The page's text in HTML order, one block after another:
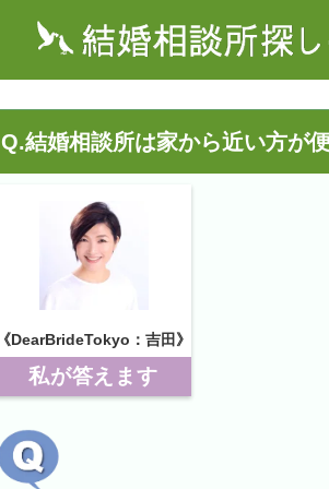
Q.結婚相談所は家から近い方が
《DearBrideTokyo：吉田》
私が答えます